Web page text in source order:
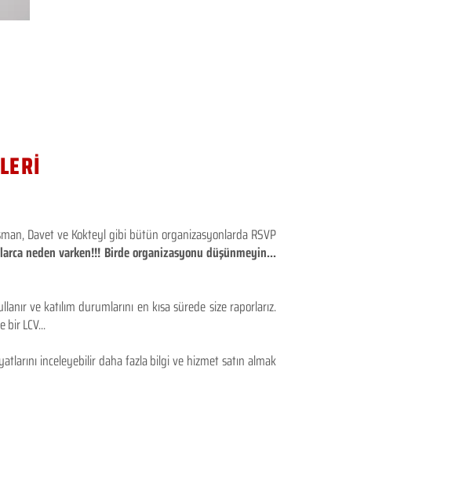
Davet ve Kokteyl gibi bütün organizasyonlarda RSVP
neden varken!!! Birde organizasyonu düşünmeyin...
ve katılım durumlarını en kısa sürede size raporlarız.
LCV...
inceleyebilir daha fazla bilgi ve hizmet satın almak